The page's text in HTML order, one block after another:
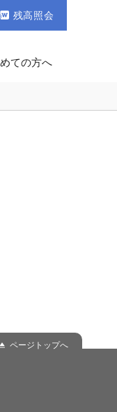
ての方へ
残高照会
ページトップへ